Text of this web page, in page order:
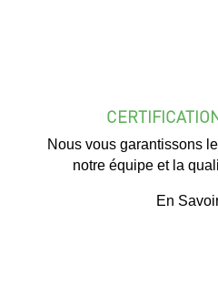
Nous vous garantissons
notre équipe et la
En